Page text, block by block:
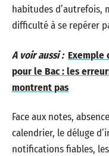
habitudes d’autrefois,
difficulté à se repérer
A voir aussi : Exemple
pour le Bac : les
montrent pas
Face aux notes,
calendrier, le déluge
notifications fiables,